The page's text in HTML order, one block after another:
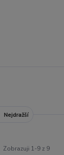
Nejdražší
Zobrazuji 1-9 z 9